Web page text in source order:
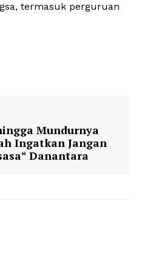
termasuk perguruan
Mundurnya
Ingatkan Jangan
Danantara